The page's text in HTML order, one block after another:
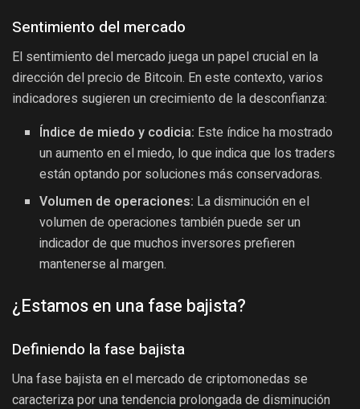
Sentimiento del mercado
El sentimiento del mercado juega un papel crucial en la
dirección del precio de Bitcoin. En este contexto, varios
indicadores sugieren un crecimiento de la desconfianza:
Índice de miedo y codicia: Este índice ha mostrado
un aumento en el miedo, lo que indica que los traders
están optando por soluciones más conservadoras.
Volumen de operaciones: La disminución en el
volumen de operaciones también puede ser un
indicador de que muchos inversores prefieren
mantenerse al margen.
¿Estamos en una fase bajista?
Definiendo la fase bajista
Una fase bajista en el mercado de criptomonedas se
caracteriza por una tendencia prolongada de disminución